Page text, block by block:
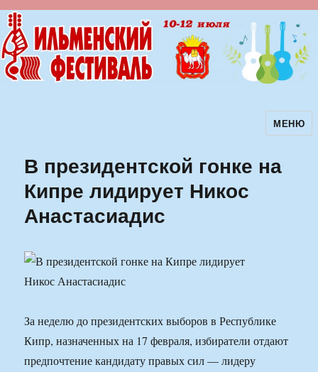
Ильменский фестиваль авторскойМЕНЮ
В президентской гонке на
Кипре лидирует Никос
Анастасиадис
За неделю до президентских выборов в Республике
Кипр, назначенных на 17 февраля, избиратели отдают
предпочтение кандидату правых сил — лидеру